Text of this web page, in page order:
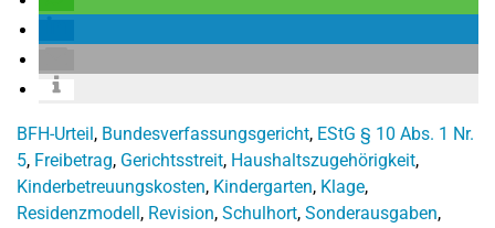
BFH-Urteil, Bundesverfassungsgericht, EStG § 10 Abs. 1 Nr.
5, Freibetrag, Gerichtsstreit, Haushaltszugehörigkeit,
Kinderbetreuungskosten, Kindergarten, Klage,
Residenzmodell, Revision, Schulhort, Sonderausgaben,